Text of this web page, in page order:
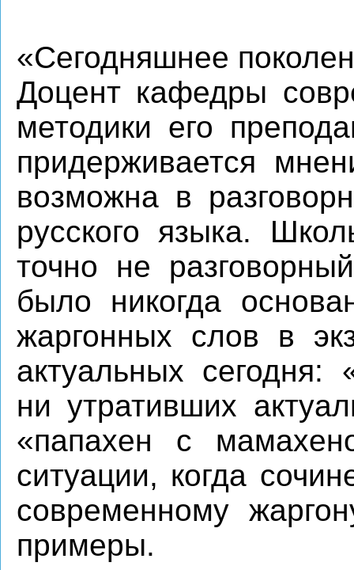
«Сегодняшнее
Доцент кафедры
методики его
придерживается
возможна в
русского языка.
точно не
было никогда
жаргонных слов в
актуальных
ни утративших
«папахен с
ситуации, когда
современному
примеры.